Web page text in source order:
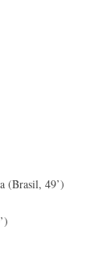
(Brasil, 49’)